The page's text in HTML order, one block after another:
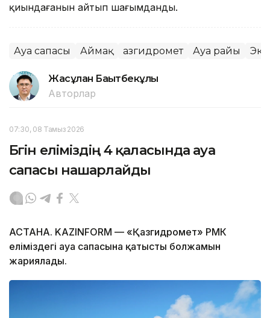
қиындағанын айтып шағымданды.
Ауа сапасы Аймақ Қазгидромет Ауа райы
Жасұлан Бақытбекұлы
Авторлар
07:30, 08 Тамыз 2026
Бүгін еліміздің 4 қаласында ауа
сапасы нашарлайды
АСТАНА. KAZINFORM — «Қазгидромет» РМК
еліміздегі ауа сапасына қатысты болжамын
жариялады.